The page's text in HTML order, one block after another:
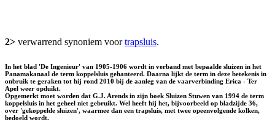
2> verwarrend synoniem voortrapsluis.
In het blad 'De Ingenieur' van 1905-1906 wordt in verband met bepaalde sluizen in het
Panamakanaal de term koppelsluis gehanteerd. Daarna lijkt de term in deze betekenis in
onbruik te geraken tot hij rond 2010 bij de aanleg van de vaarverbinding Erica - Ter
Apel weer opduikt.
Opgemerkt moet worden dat G.J. Arends in zijn boek Sluizen Stuwen van 1994 de term
koppelsluis in het geheel niet gebruikt. Wel heeft hij het, bijvoorbeeld op bladzijde 36,
over 'gekoppelde sluizen', waarmee dan een trapsluis, met twee opeenvolgende kolken,
bedoeld wordt.